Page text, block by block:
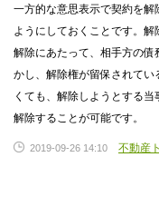
一方的な意思表示で契約を
ようにしておくことです。
解除にあたって、相手方の債
かし、解除権が留保されて
くても、解除しようとする
解除することが可能です。
2019-09-26 14:10 不動産